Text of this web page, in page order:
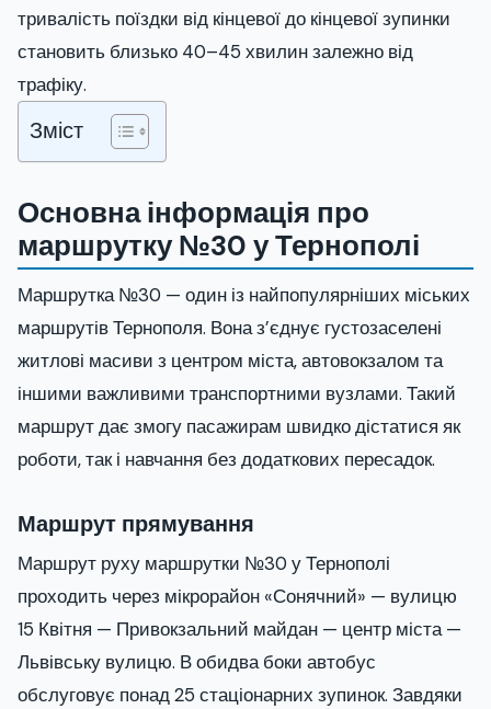
тривалість поїздки від кінцевої до кінцевої зупинки
становить близько 40–45 хвилин залежно від
трафіку.
Зміст
Основна інформація про
маршрутку №30 у Тернополі
Маршрутка №30 — один із найпопулярніших міських
маршрутів Тернополя. Вона з’єднує густозаселені
житлові масиви з центром міста, автовокзалом та
іншими важливими транспортними вузлами. Такий
маршрут дає змогу пасажирам швидко дістатися як
роботи, так і навчання без додаткових пересадок.
Маршрут прямування
Маршрут руху маршрутки №30 у Тернополі
проходить через мікрорайон «Сонячний» — вулицю
15 Квітня — Привокзальний майдан — центр міста —
Львівську вулицю. В обидва боки автобус
обслуговує понад 25 стаціонарних зупинок. Завдяки